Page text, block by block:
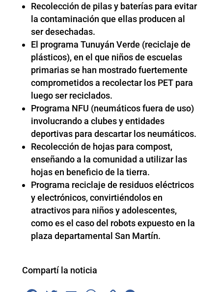
Recolección de pilas y baterías para evitar
la contaminación que ellas producen al
ser desechadas.
El programa Tunuyán Verde (reciclaje de
plásticos), en el que niños de escuelas
primarias se han mostrado fuertemente
comprometidos a recolectar los PET para
luego ser reciclados.
Programa NFU (neumáticos fuera de uso)
involucrando a clubes y entidades
deportivas para descartar los neumáticos.
Recolección de hojas para compost,
enseñando a la comunidad a utilizar las
hojas en beneficio de la tierra.
Programa reciclaje de residuos eléctricos
y electrónicos, convirtiéndolos en
atractivos para niños y adolescentes,
como es el caso del robots expuesto en la
plaza departamental San Martín.
Compartí la noticia